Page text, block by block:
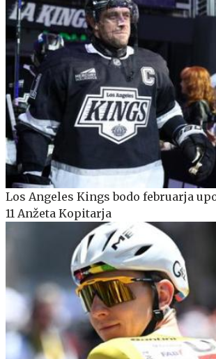
Los Angeles Kings bodo februarja
11 Anžeta Kopitarja